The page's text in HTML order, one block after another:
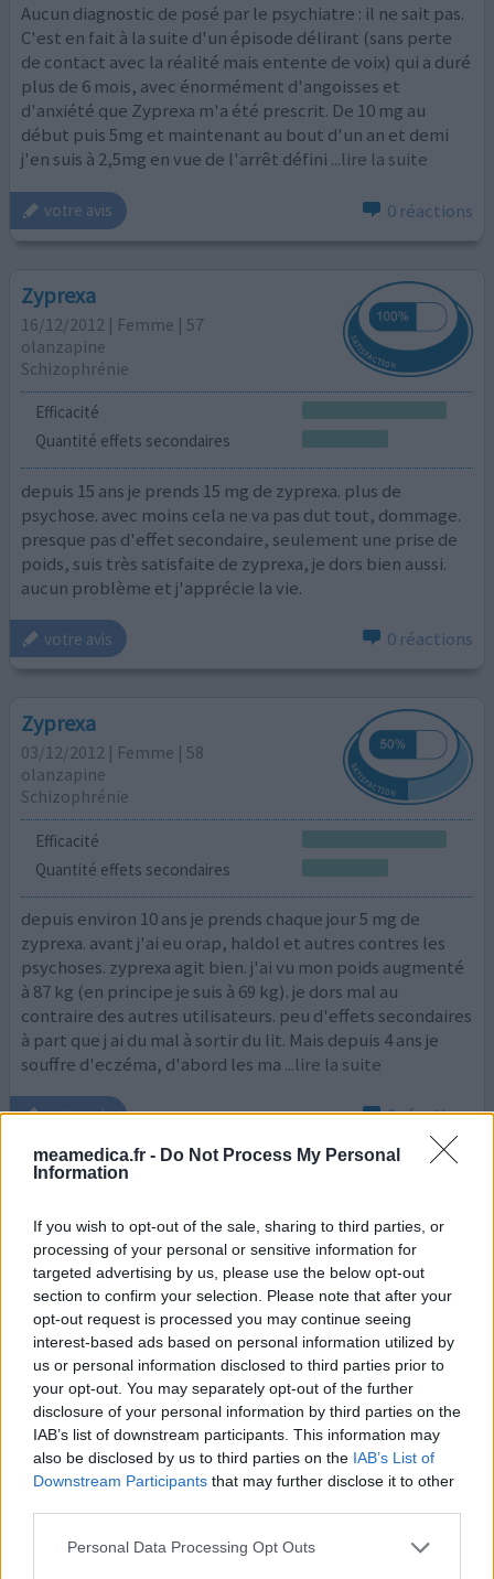
meamedica.fr - Do Not Process My Personal
Information
If you wish to opt-out of the sale, sharing to third parties, or
processing of your personal or sensitive information for
targeted advertising by us, please use the below opt-out
section to confirm your selection. Please note that after your
opt-out request is processed you may continue seeing
interest-based ads based on personal information utilized by
us or personal information disclosed to third parties prior to
your opt-out. You may separately opt-out of the further
disclosure of your personal information by third parties on the
IAB’s list of downstream participants. This information may
also be disclosed by us to third parties on the IAB’s List of
Downstream Participants that may further disclose it to other
Personal Data Processing Opt Outs
Aucun diagnostic de posé par le psychiatre : il ne sait pas.
C'est en fait à la suite d'un épisode délirant (sans perte
de contact avec la réalité mais entente de voix) qui a duré
plus de 6 mois, avec énormément d'angoisses et
d'anxiété que Zyprexa m'a été prescrit. De 10 mg au
début puis 5mg et maintenant au bout d'un an et demi
j'en suis à 2,5mg en vue de l'arrêt défini ...lire la suite
votre avis 0 réactions
Zyprexa
16/12/2012 | Femme | 57
olanzapine
Schizophrénie
Efficacité
Quantité effets secondaires
depuis 15 ans je prends 15 mg de zyprexa. plus de
psychose. avec moins cela ne va pas dut tout, dommage.
presque pas d'effet secondaire, seulement une prise de
poids, suis très satisfaite de zyprexa, je dors bien aussi.
aucun problème et j'apprécie la vie.
votre avis 0 réactions
Zyprexa
03/12/2012 | Femme | 58
olanzapine
Schizophrénie
Efficacité
Quantité effets secondaires
depuis environ 10 ans je prends chaque jour 5 mg de
zyprexa. avant j'ai eu orap, haldol et autres contres les
psychoses. zyprexa agit bien. j'ai vu mon poids augmenté
à 87 kg (en principe je suis à 69 kg). je dors mal au
contraire des autres utilisateurs. peu d'effets secondaires
à part que j ai du mal à sortir du lit. Mais depuis 4 ans je
souffre d'eczéma, d'abord les ma ...lire la suite
votre avis 0 réactions
02/12/2012 | Homme | 30
olanzapine
Pas dans la liste
Efficacité
Quantité effets secondaires
depuis 2008, je prends zyprexa, d'abord 20 mg puis 15 mg.
ensuite je suis passé à 10 mg car c'était trop pour moi.
cela allait bien avec 10 mg mais encore trop donc même
passé à 5 mg et presque plus d'effet secondaire. puis
passé à 2,5 mg et ensuite 1,25 mg et là cela s'est mal
passé, je devenais psychotique. donc de nouveau 10 mg.
puis diminution avec l'aide du psychiatre
...lire la suite